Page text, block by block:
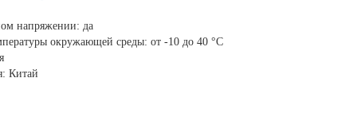
напряжении: да
окружающей среды: от -10 до 40 °С
Китай